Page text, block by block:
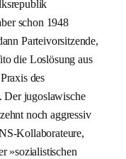
schon 1948
Parteivorsitzende,
die Loslösung aus
des
Der jugoslawische
noch aggressiv
Kollaborateure,
»sozialistischen